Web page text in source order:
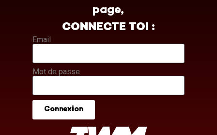
page,
CONNECTE TOI :
Email
Mot de passe
Connexion